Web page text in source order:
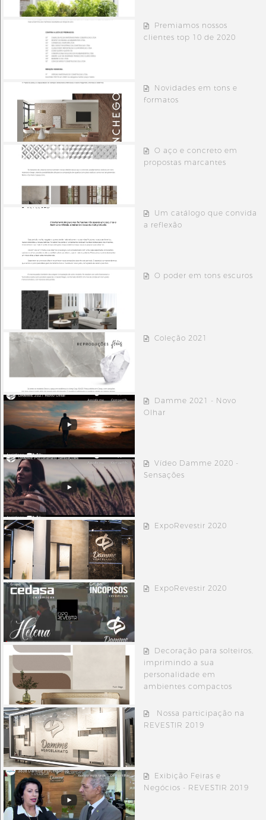
Premiamos nossos
clientes top 10 de 2020
Novidades em tons e
formatos
O aço e concreto em
propostas marcantes
Um catálogo que convida
a reflexão
O poder em tons escuros
Coleção 2021
Damme 2021 - Novo
Olhar
Vídeo Damme 2020 -
Sensações
ExpoRevestir 2020
ExpoRevestir 2020
Decoração para solteiros,
imprimindo a sua
personalidade em
ambientes compactos
Nossa participação na
REVESTIR 2019
Exibição Feiras e
Negócios - REVESTIR 2019